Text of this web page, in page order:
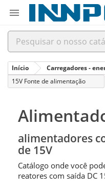

Início Carregadores -
15V Fonte de alimentação
alimentadores
de 15V
Catálogo onde você
reatores com saída DC